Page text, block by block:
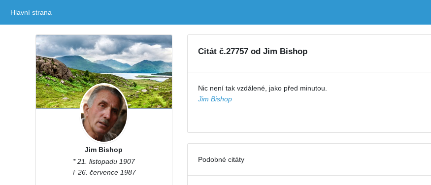
Hlavní strana
Jim Bishop
* 21. listopadu 1907
† 26. července 1987
Citát č.27757 od Jim Bishop
Nic není tak vzdálené, jako před minutou.
Jim Bishop
Podobné citáty